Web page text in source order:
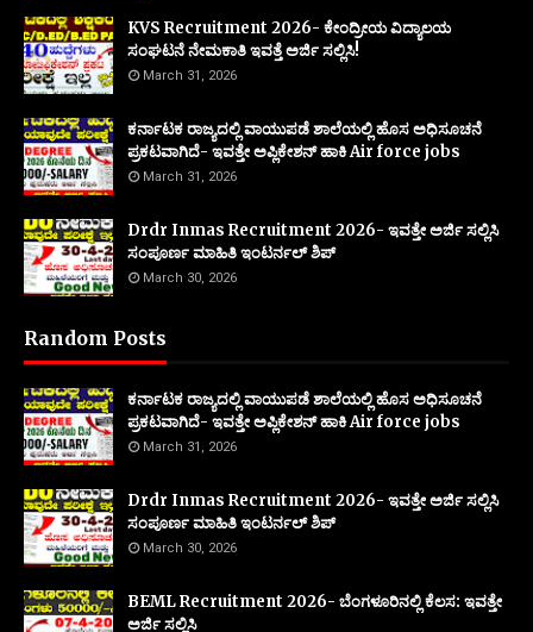
KVS Recruitment 2026- ಕೇಂದ್ರೀಯ ವಿದ್ಯಾಲಯ
ಸಂಘಟನೆ ನೇಮಕಾತಿ ಇವತ್ತೆ ಅರ್ಜಿ ಸಲ್ಲಿಸಿ!
March 31, 2026
ಕರ್ನಾಟಕ ರಾಜ್ಯದಲ್ಲಿ ವಾಯುಪಡೆ ಶಾಲೆಯಲ್ಲಿ ಹೊಸ ಅಧಿಸೂಚನೆ
ಪ್ರಕಟವಾಗಿದೆ- ಇವತ್ತೇ ಅಪ್ಲಿಕೇಶನ್ ಹಾಕಿ Air force jobs
March 31, 2026
Drdr Inmas Recruitment 2026- ಇವತ್ತೇ ಅರ್ಜಿ ಸಲ್ಲಿಸಿ
ಸಂಪೂರ್ಣ ಮಾಹಿತಿ ಇಂಟರ್ನಲ್ ಶಿಪ್
March 30, 2026
Random Posts
ಕರ್ನಾಟಕ ರಾಜ್ಯದಲ್ಲಿ ವಾಯುಪಡೆ ಶಾಲೆಯಲ್ಲಿ ಹೊಸ ಅಧಿಸೂಚನೆ
ಪ್ರಕಟವಾಗಿದೆ- ಇವತ್ತೇ ಅಪ್ಲಿಕೇಶನ್ ಹಾಕಿ Air force jobs
March 31, 2026
Drdr Inmas Recruitment 2026- ಇವತ್ತೇ ಅರ್ಜಿ ಸಲ್ಲಿಸಿ
ಸಂಪೂರ್ಣ ಮಾಹಿತಿ ಇಂಟರ್ನಲ್ ಶಿಪ್
March 30, 2026
BEML Recruitment 2026- ಬೆಂಗಳೂರಿನಲ್ಲಿ ಕೆಲಸ: ಇವತ್ತೇ
ಅರ್ಜಿ ಸಲ್ಲಿಸಿ